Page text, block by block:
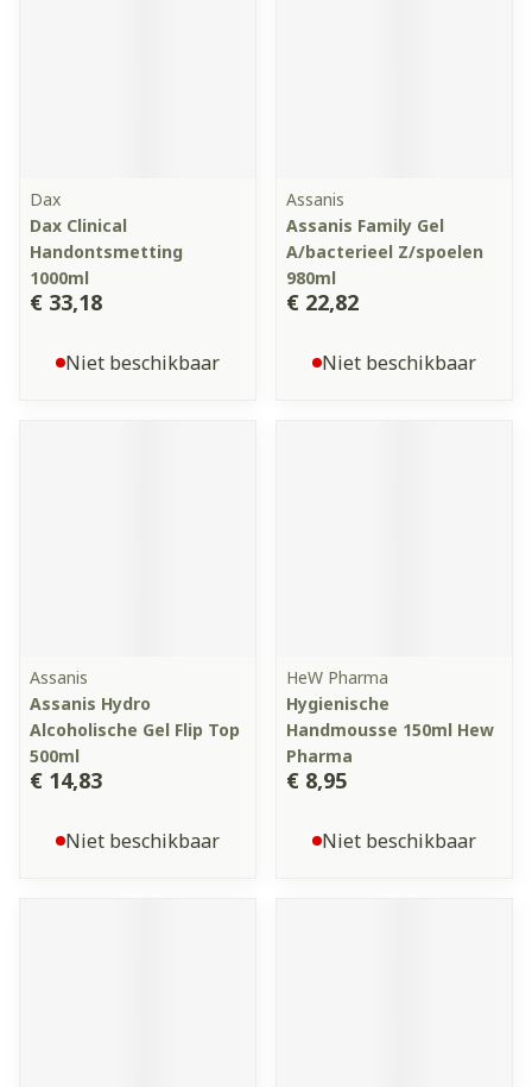
Dax
Dax Clinical
Handontsmetting
1000ml
€ 33,18
Niet beschikbaar
Assanis
Assanis Family Gel
A/bacterieel Z/spoelen
980ml
€ 22,82
Niet beschikbaar
Assanis
Assanis Hydro
Alcoholische Gel Flip Top
500ml
€ 14,83
Niet beschikbaar
HeW Pharma
Hygienische
Handmousse 150ml Hew
Pharma
€ 8,95
Niet beschikbaar